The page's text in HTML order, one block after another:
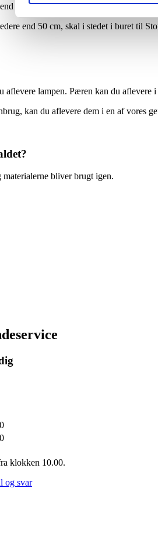
50 cm høje/brede kan du aflevere på
end 50 cm, skal i stedet i buret til
aflevere lampen. Pæren kan du aflevere
kan du aflevere dem i en af vores
bliver brugt igen.
klokken 10.00.
og svar